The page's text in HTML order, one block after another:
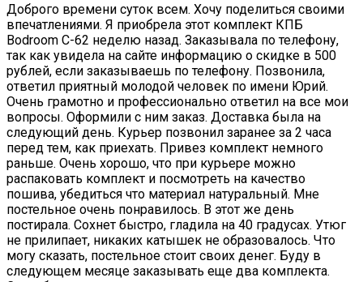
Доброго времени суток всем. Хочу поделиться своими
впечатлениями. Я приобрела этот комплект КПБ
Bodroom C-62 неделю назад. Заказывала по телефону,
так как увидела на сайте информацию о скидке в 500
рублей, если заказываешь по телефону. Позвонила,
ответил приятный молодой человек по имени Юрий.
Очень грамотно и профессионально ответил на все мои
вопросы. Оформили с ним заказ. Доставка была на
следующий день. Курьер позвонил заранее за 2 часа
перед тем, как приехать. Привез комплект немного
раньше. Очень хорошо, что при курьере можно
распаковать комплект и посмотреть на качество
пошива, убедиться что материал натуральный. Мне
постельное очень понравилось. В этот же день
постирала. Сохнет быстро, гладила на 40 градусах. Утюг
не прилипает, никаких катышек не образовалось. Что
могу сказать, постельное стоит своих денег. Буду в
следующем месяце заказывать еще два комплекта.